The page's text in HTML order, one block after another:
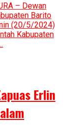
– Dewan
Barito
(20/5/2024)
Kabupaten
Erlin